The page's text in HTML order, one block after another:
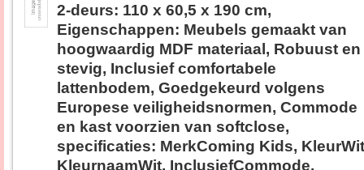
2-deurs: 110 x 60,5 x 190 cm,
Eigenschappen: Meubels gemaakt van
hoogwaardig MDF materiaal, Robuust en
stevig, Inclusief comfortabele
lattenbodem, Goedgekeurd volgens
Europese veiligheidsnormen, Commode
en kast voorzien van softclose,
specificaties: MerkComing Kids,
KleurnaamWit, InclusiefCommode,